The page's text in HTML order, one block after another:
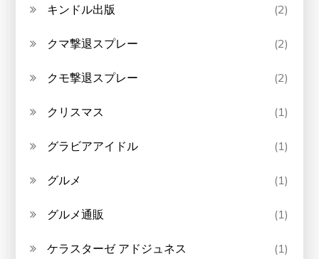
キンドル出版 (2)
クマ撃退スプレー (2)
クモ撃退スプレー (2)
クリスマス (1)
グラビアアイドル (1)
グルメ (1)
グルメ通販 (1)
ケラスターゼ アドジュネス (1)